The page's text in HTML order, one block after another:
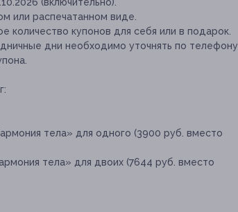
или распечатанном виде.
количество купонов для себя или в подарок.
дни необходимо уточнять по телефону.
тела» для одного (3900 руб. вместо
тела» для двоих (7644 руб. вместо